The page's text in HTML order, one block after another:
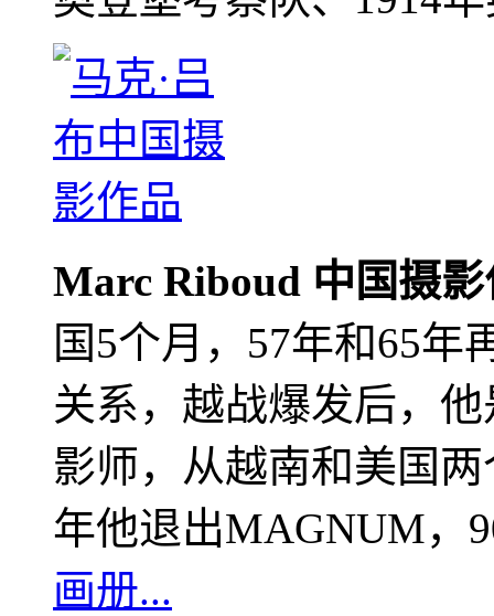
Marc Riboud 中国摄
国5个月，57年和65年
关系，越战爆发后，
影师，从越南和美国
年他退出MAGNUM，
画册...